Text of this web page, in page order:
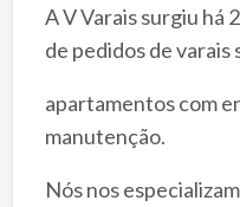
A V Varais surgiu há
de pedidos de varais
apartamentos com
manutenção.
Nós nos